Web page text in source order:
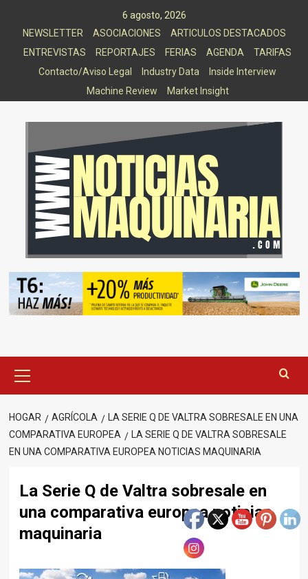
6 agosto, 2026
NEWSLETTER
ASOCIACIONES
ARTICULOS DESTACADOS
ENTREVISTAS
REPORTAJES FERIAS AGENDA
TARIFAS
Contacto/Aviso Legal
Industry Data
Inside Interview
Machine Review
Market Insight
principal
HOGAR AGRÍCOLA
LA SERIE Q DE VALTRA SOBRESALE EN UNA
COMPARATIVA EUROPEA
LA SERIE Q DE VALTRA SOBRESALE
EN UNA COMPARATIVA EUROPEA NOTICIAS MAQUINARIA
La Serie Q de Valtra sobresale en
una comparativa europea noticias
maquinaria